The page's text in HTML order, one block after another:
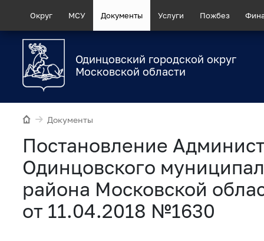
Округ МСУ Документы Услуги Пожбез
Одинцовский городской округ
Московской области
Документы
Постановление
Одинцовского
района Московской
от 11.04.2018 №1630